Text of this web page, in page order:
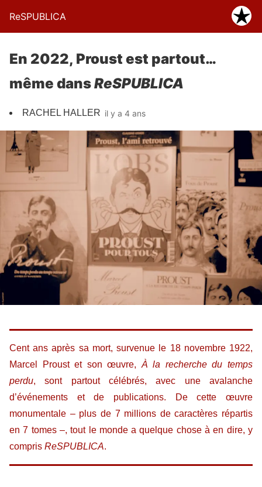
ReSPUBLICA
En 2022, Proust est partout…
même dansReSPUBLICA
RACHEL HALLER il y a 4 ans
Cent ans après sa mort, survenue le 18 novembre 1922,
Marcel Proust et son œuvre, À la recherche du temps
perdu, sont partout célébrés, avec une avalanche
d’événements et de publications. De cette œuvre
monumentale – plus de 7 millions de caractères répartis
en 7 tomes –, tout le monde a quelque chose à en dire, y
compris ReSPUBLICA.